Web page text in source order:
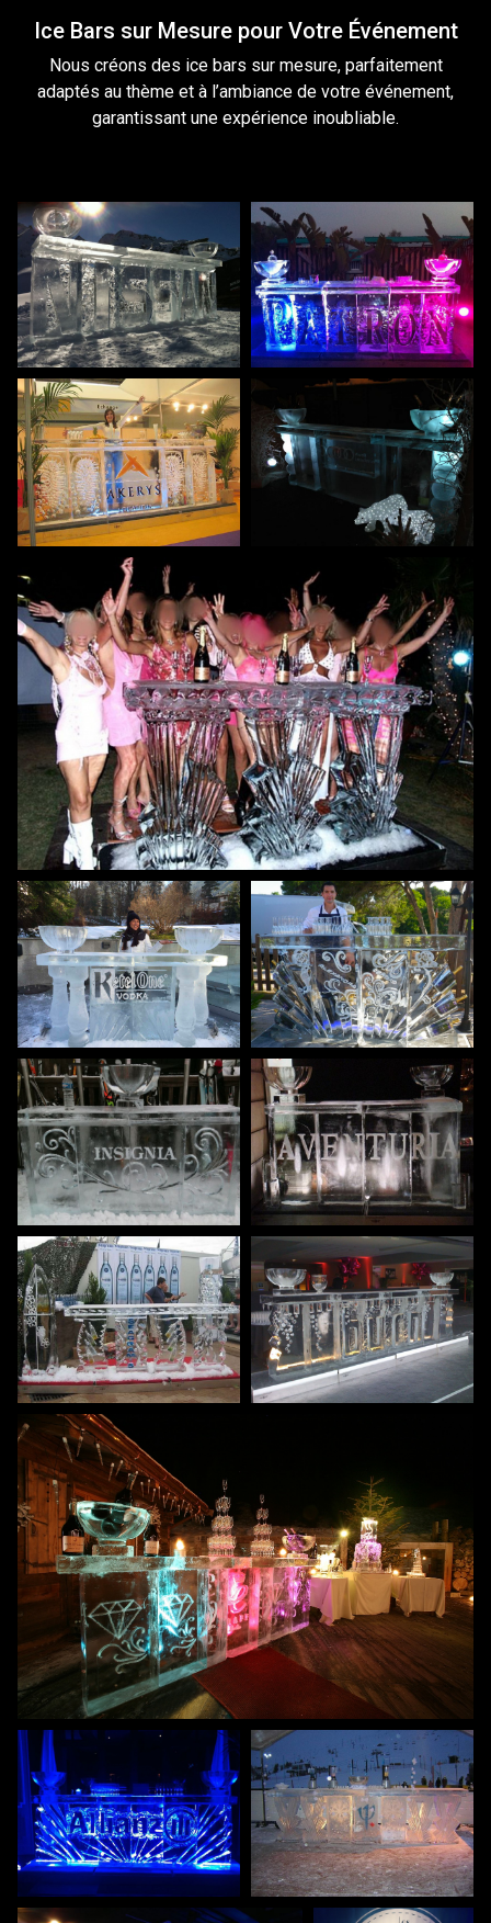
Ice Bars sur Mesure pour Votre Événement
Nous créons des ice bars surmesure, parfaitement
adaptés au thème et à l’ambiance de votre événement,
garantissant une expérience inoubliable.